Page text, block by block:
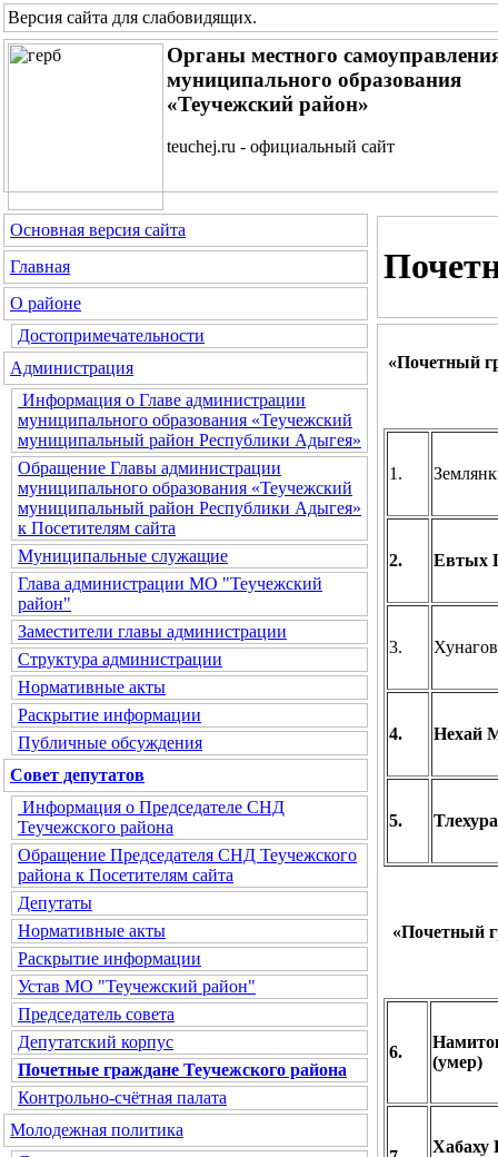
Версия сайта для слабовидящих.
Органы местного
муниципального образования
«Теучежский район»
teuchej.ru - официальный сайт
Основная версия сайта
Главная
О районе
Достопримечательности
Администрация
Информация о Главе администрации
муниципального образования «Теучежский
муниципальный район Республики Адыгея»
Обращение Главы администрации
муниципального образования «Теучежский
муниципальный район Республики Адыгея»
к Посетителям сайта
Муниципальные служащие
Глава администрации МО "Теучежский
район"
Заместители главы администрации
Структура администрации
Нормативные акты
Раскрытие информации
Публичные обсуждения
Совет депутатов
Информация о Председателе СНД
Теучежского района
Обращение Председателя СНД Теучежского
района к Посетителям сайта
Депутаты
Нормативные акты
Раскрытие информации
Устав МО "Теучежский район"
Председатель совета
Депутатский корпус
Почетные граждане Теучежского района
Контрольно-счётная палата
Молодежная политика
«Почетный
1.
2. Евтых
3.
4. Нехай
5.
«Почетный
6.
(умер)
Хабаху